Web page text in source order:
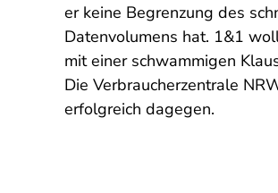
er keine Begrenzung des
Datenvolumens hat. 1&1
mit einer schwammigen
Die Verbraucherzentrale
erfolgreich dagegen.